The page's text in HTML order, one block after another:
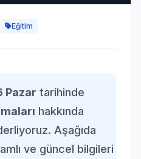
Eğitim
Pazar tarihinde
hakkında
Aşağıda
ve güncel bilgileri